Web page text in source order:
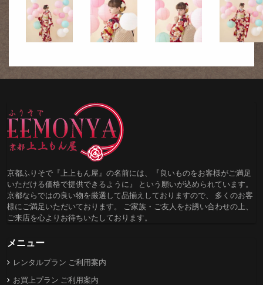
京都ふりそで『上上もん屋』の名前には、『良いものをお客様がご満足
いただける価格で提供できるように』 という願いが込められています。
京都ならではの良い物を厳選して品揃えしておりますので、 多くのお客
様にご満足いただいております。 ご家族・ご友人をお誘い合わせの上、
ご来店を心よりお待ちいたしております。
メニュー
レンタルプラン ご利用案内
お買上プラン ご利用案内